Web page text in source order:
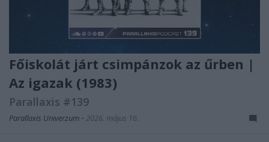
Főiskolát járt csimpánzok az űrben |
Az igazak (1983)
Parallaxis #139
Parallaxis Univerzum • 2026. május 16.